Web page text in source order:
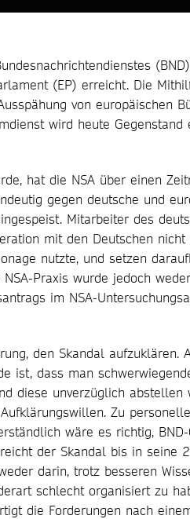
(EP) erreicht. Die
von europäischen
wird heute
hat die NSA über einen
gegen deutsche und
Mitarbeiter des
mit den Deutschen
nutzte, und setzen
Praxis wurde jedoch
im NSA-
den Skandal aufzuklären.
ist, dass man
diese unverzüglich
Zu
wäre es richtig,
der Skandal bis in seine
darin, trotz besseren
schlecht organisiert zu
die Forderungen nach